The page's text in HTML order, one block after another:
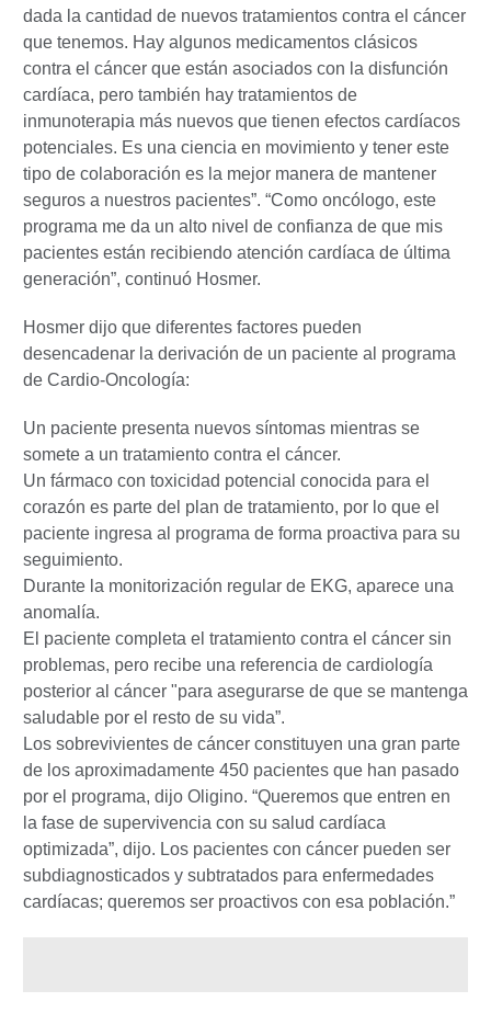
dada la cantidad de nuevos tratamientos contra el cáncer
que tenemos. Hay algunos medicamentos clásicos
contra el cáncer que están asociados con la disfunción
cardíaca, pero también hay tratamientos de
inmunoterapia más nuevos que tienen efectos cardíacos
potenciales. Es una ciencia en movimiento y tener este
tipo de colaboración es la mejor manera de mantener
seguros a nuestros pacientes”. “Como oncólogo, este
programa me da un alto nivel de confianza de que mis
pacientes están recibiendo atención cardíaca de última
generación”, continuó Hosmer.
Hosmer dijo que diferentes factores pueden
desencadenar la derivación de un paciente al programa
de Cardio-Oncología:
Un paciente presenta nuevos síntomas mientras se
somete a un tratamiento contra el cáncer.
Un fármaco con toxicidad potencial conocida para el
corazón es parte del plan de tratamiento, por lo que el
paciente ingresa al programa de forma proactiva para su
seguimiento.
Durante la monitorización regular de EKG, aparece una
anomalía.
El paciente completa el tratamiento contra el cáncer sin
problemas, pero recibe una referencia de cardiología
posterior al cáncer "para asegurarse de que se mantenga
saludable por el resto de su vida”.
Los sobrevivientes de cáncer constituyen una gran parte
de los aproximadamente 450 pacientes que han pasado
por el programa, dijo Oligino. “Queremos que entren en
la fase de supervivencia con su salud cardíaca
optimizada”, dijo. Los pacientes con cáncer pueden ser
subdiagnosticados y subtratados para enfermedades
cardíacas; queremos ser proactivos con esa población.”